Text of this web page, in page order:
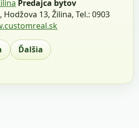
Predajca bytov
Hodžova 13, Žilina, Tel.: 0903
Ďalšia